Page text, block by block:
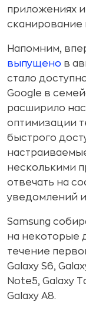
приложениях
сканирование
Напомним,
выпущено в
стало
Google в
расширило
оптимизации
быстрого
несколькими
отвечать на
уведомлений
Samsung
на некоторые
течение
Galaxy S6,
Note5, Galaxy
Galaxy A8.